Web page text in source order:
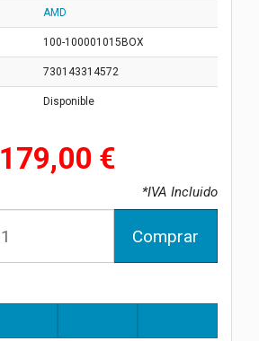
AMD
100-100001015BOX
730143314572
Disponible
179,00 €
*IVA Incluido
Comprar